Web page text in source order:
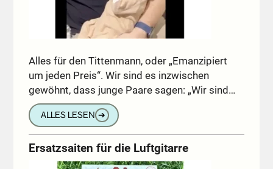
Alles für den Tittenmann, oder „Emanzipiert
um jeden Preis“. Wir sind es inzwischen
gewöhnt, dass junge Paare sagen: „Wir sind…
ALLES LESEN ➔
Ersatzsaiten für die Luftgitarre